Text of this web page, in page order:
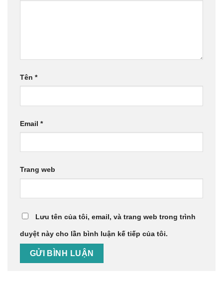
Tên *
Email *
Trang web
Lưu tên của tôi, email, và trang web trong trình
duyệt này cho lần bình luận kế tiếp của tôi.